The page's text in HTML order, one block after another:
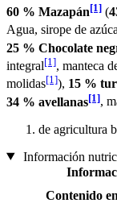
60 % Mazapán[1] (
Agua, sirope de
25 % Chocolate
integral[1], manteca
molidas[1]), 15 %
34 % avellanas[1],
de agricultura
Información
Contenido